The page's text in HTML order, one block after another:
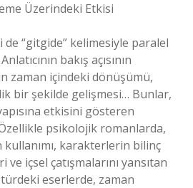
Üzerindeki Etkisi
“gitgide” kelimesiyle paralel
bakış açısının
zaman içindeki dönüşümü,
bir şekilde gelişmesi… Bunlar,
etkisini gösteren
psikolojik romanlarda,
kullanımı, karakterlerin bilinç
ve içsel çatışmalarını yansıtan
eserlerde, zaman